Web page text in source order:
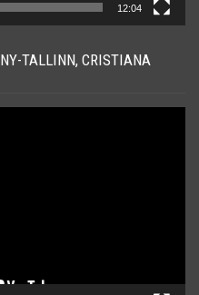
12:04
TALLINN, CRISTIANA